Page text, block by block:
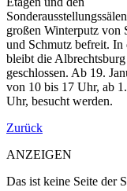
großen Winterputz von
und Schmutz befreit. In
bleibt die Albrechtsburg
geschlossen. Ab 19.
von 10 bis 17 Uhr, ab
Uhr, besucht werden.
Zurück
ANZEIGEN
Das ist keine Seite der